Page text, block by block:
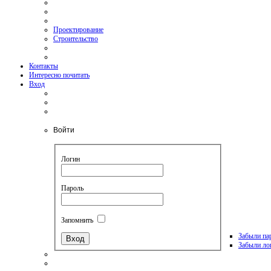
Проектирование
Строительство
Контакты
Интересно почитать
Вход
Войти
Логин
Пароль
Запомнить
Забыли
Забыли